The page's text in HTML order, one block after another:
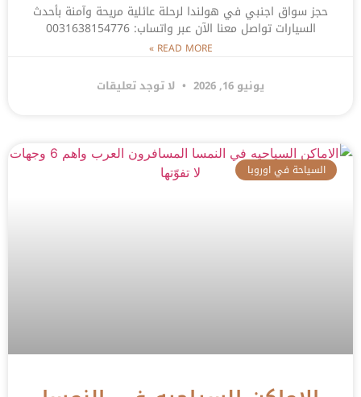
حجز سواق اجنبي في هولندا لرحلة عائلية مريحة وآمنة بأحدث
السيارات تواصل معنا الآن عبر واتساب: 0031638154776
READ MORE »
يونيو 16, 2026 لا توجد تعليقات
السياحة في اوروبا